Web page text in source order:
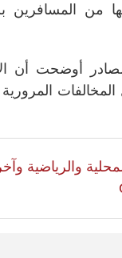
من
أوضحت أن
المخالفات
المحلية والرياضية